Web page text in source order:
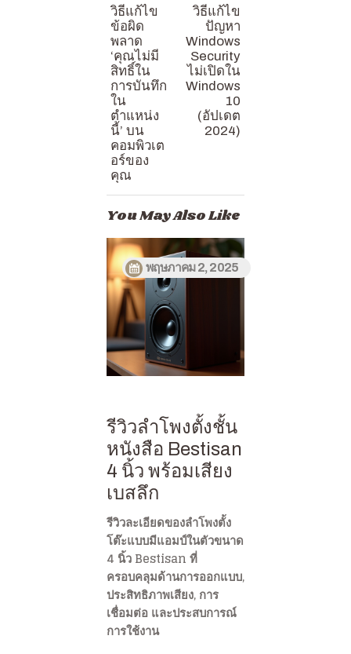
วิธีแก้ไข
ข้อผิด
พลาด
‘คุณไม่มี
สิทธิ์ใน
การบันทึก
ใน
ตำแหน่ง
นี้’ บน
คอมพิวเต
อร์ของ
คุณ
วิธีแก้ไข
ปัญหา
Windows
Security
ไม่เปิดใน
Windows
10
(อัปเดต
2024)
You May Also Like
พฤษภาคม 2, 2025
รีวิวลำโพงตั้งชั้น
หนังสือ Bestisan
4 นิ้ว พร้อมเสียง
เบสลึก
รีวิวละเอียดของลำโพงตั้ง
โต๊ะแบบมีแอมป์ในตัวขนาด
4 นิ้ว Bestisan ที่
ครอบคลุมด้านการออกแบบ,
ประสิทธิภาพเสียง, การ
เชื่อมต่อ และประสบการณ์
การใช้งาน